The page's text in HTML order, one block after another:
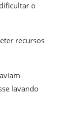
o
recursos
lavando